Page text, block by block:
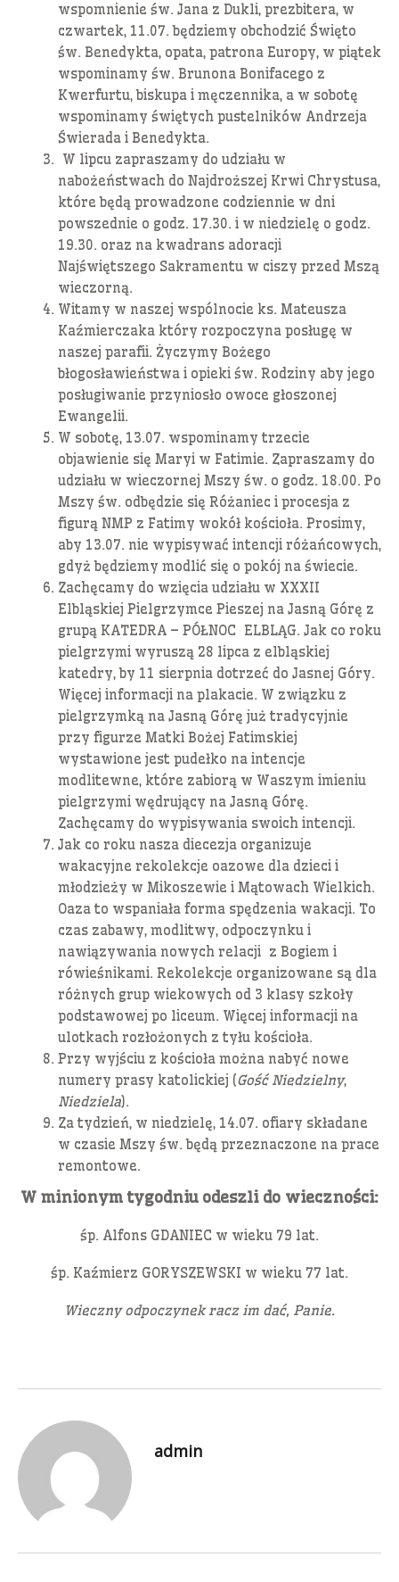
wspomnienie św. Jana z Dukli, prezbitera, w
czwartek, 11.07. będziemy obchodzić Święto
św. Benedykta, opata, patrona Europy, w piątek
wspominamy św. Brunona Bonifacego z
Kwerfurtu, biskupa i męczennika, a w sobotę
wspominamy świętych pustelników Andrzeja
Świerada i Benedykta.
W lipcu zapraszamy do udziału w
nabożeństwach do Najdroższej Krwi Chrystusa,
które będą prowadzone codziennie w dni
powszednie o godz. 17.30. i w niedzielę o godz.
19.30. oraz na kwadrans adoracji
Najświętszego Sakramentu w ciszy przed Mszą
wieczorną.
Witamy w naszej wspólnocie ks. Mateusza
Kaźmierczaka który rozpoczyna posługę w
naszej parafii. Życzymy Bożego
błogosławieństwa i opieki św. Rodziny aby jego
posługiwanie przyniosło owoce głoszonej
Ewangelii.
W sobotę, 13.07. wspominamy trzecie
objawienie się Maryi w Fatimie. Zapraszamy do
udziału w wieczornej Mszy św. o godz. 18.00. Po
Mszy św. odbędzie się Różaniec i procesja z
figurą NMP z Fatimy wokół kościoła. Prosimy,
aby 13.07. nie wypisywać intencji różańcowych,
gdyż będziemy modlić się o pokój na świecie.
Zachęcamy do wzięcia udziału w XXXII
Elbląskiej Pielgrzymce Pieszej na Jasną Górę z
grupą KATEDRA – PÓŁNOC ELBLĄG. Jak co roku
pielgrzymi wyruszą 28 lipca z elbląskiej
katedry, by 11 sierpnia dotrzeć do Jasnej Góry.
Więcej informacji na plakacie. W związku z
pielgrzymką na Jasną Górę już tradycyjnie
przy figurze Matki Bożej Fatimskiej
wystawione jest pudełko na intencje
modlitewne, które zabiorą w Waszym imieniu
pielgrzymi wędrujący na Jasną Górę.
Zachęcamy do wypisywania swoich intencji.
Jak co roku nasza diecezja organizuje
wakacyjne rekolekcje oazowe dla dzieci i
młodzieży w Mikoszewie i Mątowach Wielkich.
Oaza to wspaniała forma spędzenia wakacji. To
czas zabawy, modlitwy, odpoczynku i
nawiązywania nowych relacji z Bogiem i
rówieśnikami. Rekolekcje organizowane są dla
różnych grup wiekowych od 3 klasy szkoły
podstawowej po liceum. Więcej informacji na
ulotkach rozłożonych z tyłu kościoła.
Przy wyjściu z kościoła można nabyć nowe
numery prasy katolickiej (Gość Niedzielny,
Niedziela).
Za tydzień, w niedzielę, 14.07. ofiary składane
w czasie Mszy św. będą przeznaczone na prace
remontowe.
W minionym tygodniu odeszli do wieczności:
śp. Alfons GDANIEC w wieku 79 lat.
śp. Kaźmierz GORYSZEWSKI w wieku 77 lat.
Wieczny odpoczynek racz im dać, Panie.
admin